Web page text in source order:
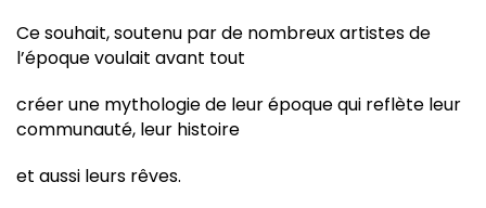
Ce souhait, soutenu par de nombreux artistes de
l’époque voulait avant tout
créer une mythologie de leur époque qui reflète leur
communauté, leur histoire
et aussi leurs rêves.